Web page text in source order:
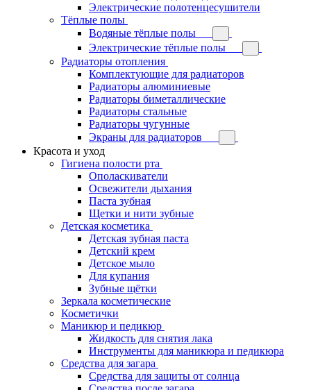
Электрические полотенцесушители
Тёплые полы
Водяные тёплые полы
Электрические тёплые полы
Радиаторы отопления
Комплектующие для радиаторов
Радиаторы алюминиевые
Радиаторы биметаллические
Радиаторы стальные
Радиаторы чугунные
Экраны для радиаторов
Красота и уход
Гигиена полости рта
Ополаскиватели
Освежители дыхания
Паста зубная
Щетки и нити зубные
Детская косметика
Детская зубная паста
Детский крем
Детское мыло
Для купания
Зубные щётки
Зеркала косметические
Косметички
Маникюр и педикюр
Жидкость для снятия лака
Инструменты для маникюра и педикюра
Средства для загара
Средства для защиты от солнца